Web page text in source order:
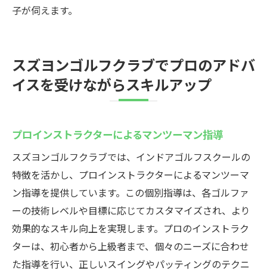
子が伺えます。
スズヨンゴルフクラブでプロのアドバ
イスを受けながらスキルアップ
プロインストラクターによるマンツーマン指導
スズヨンゴルフクラブでは、インドアゴルフスクールの
特徴を活かし、プロインストラクターによるマンツーマ
ン指導を提供しています。この個別指導は、各ゴルファ
ーの技術レベルや目標に応じてカスタマイズされ、より
効果的なスキル向上を実現します。プロのインストラク
ターは、初心者から上級者まで、個々のニーズに合わせ
た指導を行い、正しいスイングやパッティングのテクニ